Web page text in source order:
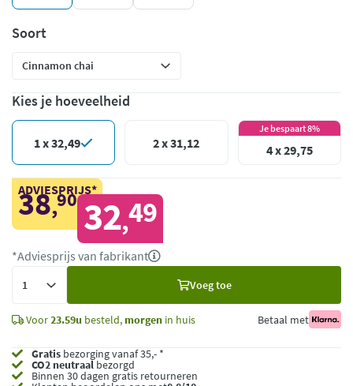
Soort
Kies je hoeveelheid
1 x 32,49 2 x 31,12
Je bespaart 8%
4 x 29,75
ADVIESPRIJS*
38,90 32,49
*Adviesprijs van fabrikant
Voeg toe
Voor23.59u besteld, morgen in huis Betaal met
Gratis bezorging vanaf 35,- *
CO2 neutraalbezorgd
Binnen 30 dagen gratis retourneren